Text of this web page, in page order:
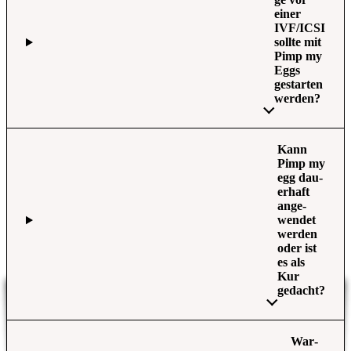
einer
IVF/ICSI
soll­te mit
Pimp my
Eggs
gestar­ten
wer­den?
Kann
Pimp my
egg dau­
er­haft
ange­
wen­det
wer­den
oder ist
es als
Kur
gedacht?
War­